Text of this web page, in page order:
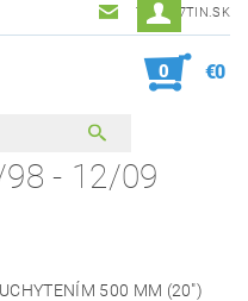
7TIN@7TIN.SK
0 €0
98 - 12/09
500 MM (20")